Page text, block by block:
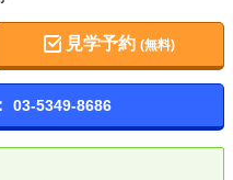
見学予約(無料)
03-5349-8686